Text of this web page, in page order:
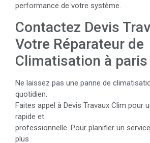
performance de votre système.
Contactez Devis
Votre Réparateur de
Climatisation à paris
Ne laissez pas une panne de
quotidien.
Faites appel à Devis Travaux Clim pour
rapide et
professionnelle. Pour planifier un
plus